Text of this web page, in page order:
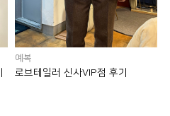
예복
로브테일러 신사VIP점 후기